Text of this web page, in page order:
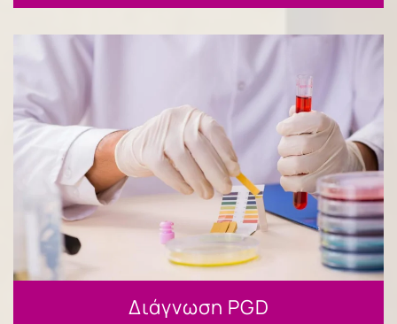
Διάγνωση PGD